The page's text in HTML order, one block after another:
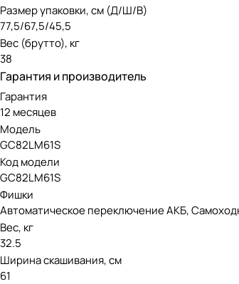
Размер упаковки, см (Д/Ш/В)
77,5/67,5/45,5
Вес (брутто), кг
38
Гарантия и производитель
Гарантия
12 месяцев
Модель
GC82LM61S
Код модели
GC82LM61S
Фишки
Автоматическое переключение АКБ,
Вес, кг
32.5
Ширина скашивания, см
61